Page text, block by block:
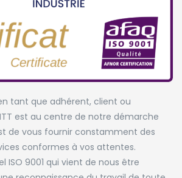
tant que adhérent, client ou
est au centre de notre démarche
de vous fournir constamment des
conformes à vos attentes.
ISO 9001 qui vient de nous être